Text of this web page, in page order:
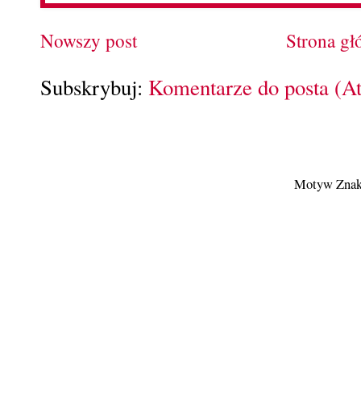
Nowszy post Strona
Subskrybuj: Komentarze do posta
Motyw